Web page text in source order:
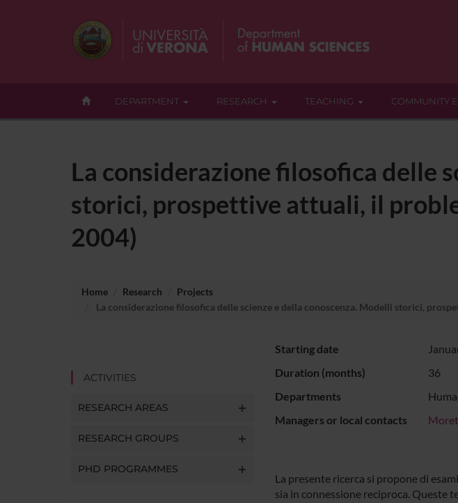
DEPARTMENT RESEARCH TEACHING COMMUNITY
La considerazione filosofica delle
storici, prospettive attuali, il
2004)
Home Research
Projects
La considerazione filosofica delle scienze e della conoscenza. Modelli storici,
ACTIVITIES
RESEARCH AREAS
RESEARCH GROUPS
PHD PROGRAMMES
Starting date
Duration (months)
36
Departments
Managers or local contacts
La presente ricerca si propone di
sia in connessione reciproca. Queste